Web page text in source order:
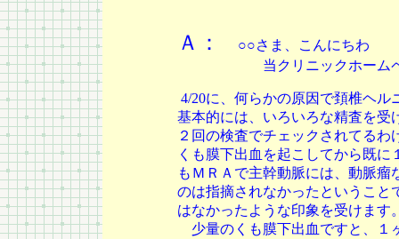
Ａ：
○○さま、こんにちわ
当クリニックホームペ
4/20に、何らかの原因で頚椎ヘ
基本的には、いろいろな精査を受
２回の検査でチェックされてる
くも膜下出血を起こしてから既
もＭＲＡで主幹動脈には、動脈
のは指摘されなかったということ
はなかったような印象を受けます
少量のくも膜下出血ですと、１